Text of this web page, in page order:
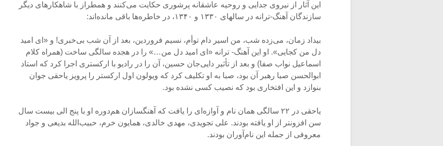
این آثار از نیروی جدایی و روحیه عاشقانه پرشوری حکایت می‌کنند و همطراز با شاهکارهای دیگر
سازندگان آهنگ-ترانه در سالهای ۱۳۳۰ و ۱۳۴۰، در خاطره‌ها باقی مانده‌اند:
بیداد زمان، می‌زده شب، من اسیر دام توأم، نسیم فروردین، بعد از آن شب بی‌خبری! و «ای امید
دل من کجایی». او این آهنگ- ترانه «ای امید دل من…» را در هجده سالگی ساخت (همراه کلام
اسماعیل نواب صفا) و بعد از تأثیر دایی‌جان حسین، آن را در رادیو با ارکستری اجرا کرد که استاد
ابوالحسن صبا رهبر آن بود، صبا به او تکلیف کرد که ویولون اول ارکستر را پرویز یاحقی جوان
بنوازد و این افتخاری بود که نصیب کسی نشده بود.
یاحقی در ۲۲ سالگی همان نام و آوازه‌ای را یافت که آهنگسازان هم‌دوره او با پنج الی بیست سال
سن افزونتر از او یافته بودند. علی تجویدی، مهدی خالدی، همایون خرم، حبیب‌الله بدیعی و جواد
معروفی از جمله این نام‌آوران بودند.